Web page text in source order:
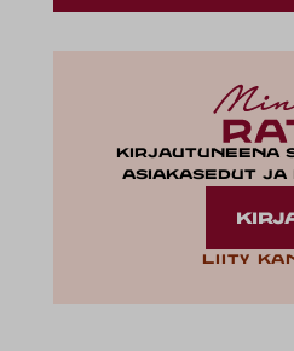
Kirjautuneena
asiakasedut
Liity